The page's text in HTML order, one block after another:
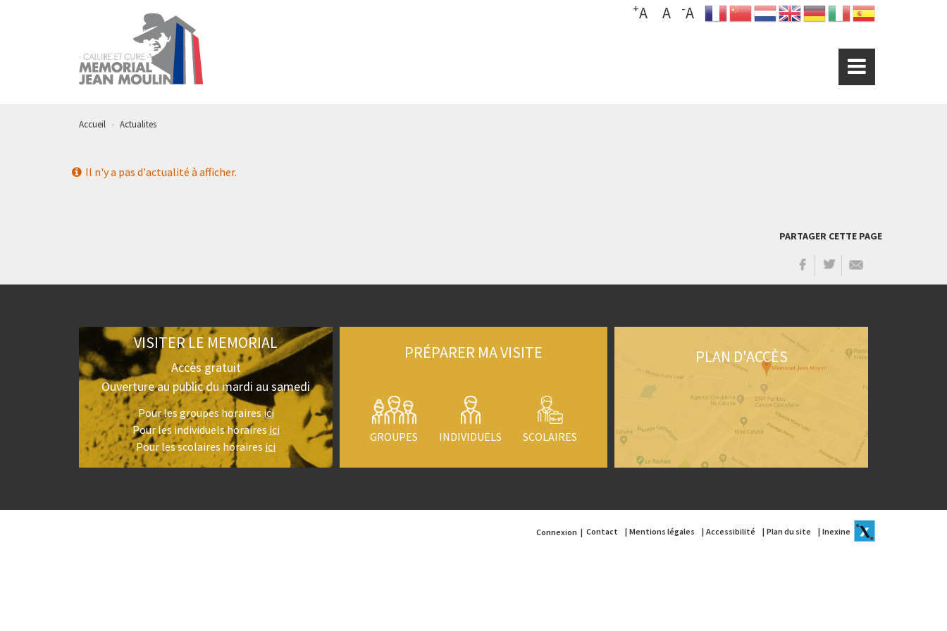
-A
A
+A
Accueil Actualites
Il n'y a pas d'actualité à afficher.
PARTAGER CETTE PAGE
VISITER LE MEMORIAL
Accès gratuit
Ouverture au public du mardi au samedi
Pour les groupes horaires ici
Pour les individuels horaires ici
Pour les scolaires horaires ici
PRÉPARER MA VISITE
GROUPES INDIVIDUELS SCOLAIRES
PLAN D'ACCÈS
Contact Mentions légales Accessibilité Plan du site Inexine
Connexion